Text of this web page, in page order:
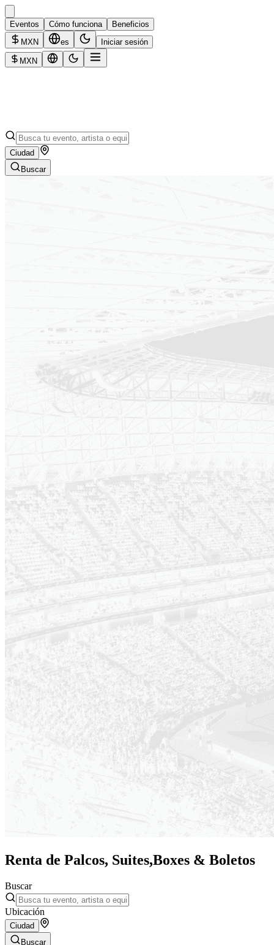
Eventos Cómo funciona
Beneficios
MXN
es Iniciar sesión
MXN
Ciudad
Buscar
Renta de Palcos, Suites,Boxes & Boletos
Buscar
Ubicación
Ciudad
Buscar